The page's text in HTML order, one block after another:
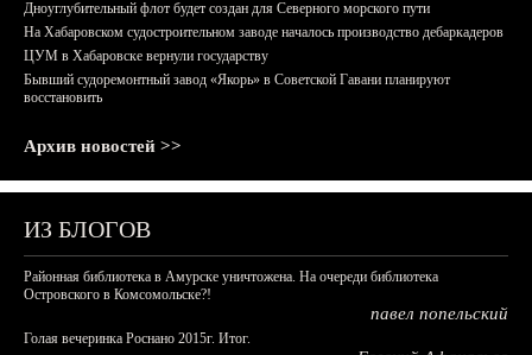
Дноуглубительный флот будет создан для Северного морского пути
На Хабаровском судостроительном заводе началось производство дебаркадеров
ЦУМ в Хабаровске вернули государству
Бывший судоремонтный завод «Якорь» в Советской Гавани планируют
восстановить
Архив новостей >>
ИЗ БЛОГОВ
Районная библиотека в Амурске уничтожена. На очереди библиотека
Островского в Комсомольске?!
павел попельский
Голая вечеринка Роснано 2015г. Итог.